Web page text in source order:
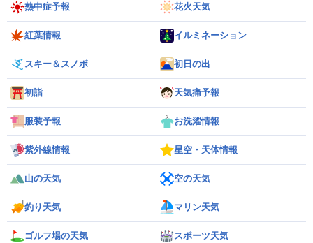
熱中症予報 花火天気
紅葉情報 イルミネーション
スキー＆スノボ 初日の出
初詣 天気痛予報
服装予報 お洗濯情報
紫外線情報 星空・天体情報
山の天気 空の天気
釣り天気 マリン天気
ゴルフ場の天気 スポーツ天気